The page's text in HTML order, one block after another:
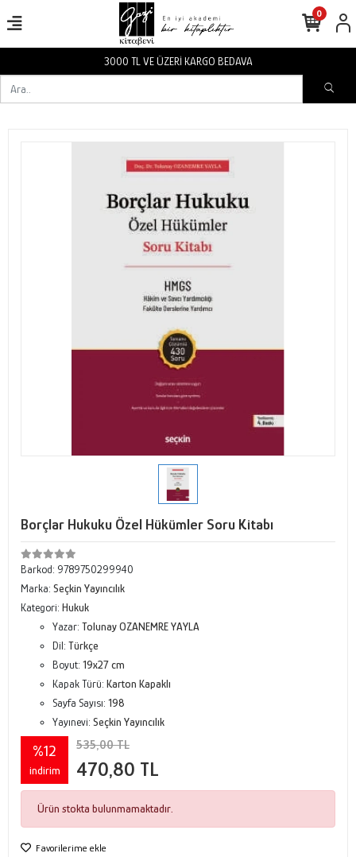
0
Borçlar Hukuku Özel Hükümler Soru Kitabı
Barkod: 9789750299940
Marka: Seçkin Yayıncılık
Kategori: Hukuk
Yazar: Tolunay OZANEMRE YAYLA
Dil: Türkçe
Boyut: 19x27 cm
Kapak Türü: Karton Kapaklı
Sayfa Sayısı: 198
Yayınevi: Seçkin Yayıncılık
%12
indirim
535,00 TL
470,80 TL
Ürün stokta bulunmamaktadır.
Favorilerime ekle